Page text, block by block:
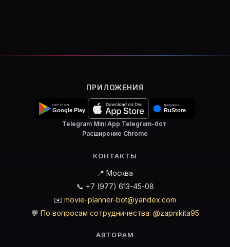
ПРИЛОЖЕНИЯ
Telegram Mini App·Telegram-бот·
Расширение Chrome
КОНТАКТЫ
📍 Москва
📞 +7 (977) 613-45-08
✉️ movie-planner-bot@yandex.com
💬 По вопросам сотрудничества: @zapnikita95
АВТОРАМ